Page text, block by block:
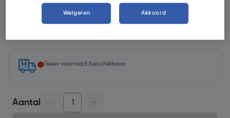
Selecteer winkel - Bekijk voorraadniveaus en haal binnen 10
minuten op
Geen voorraad beschikbaar
Aantal
Weigeren Akkoord